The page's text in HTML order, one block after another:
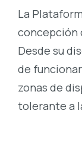
La
concepción
Desde su
de
zonas de
tolerante a